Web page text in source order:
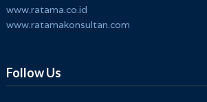
www.ratama.co.id
www.ratamakonsultan.com
Follow Us